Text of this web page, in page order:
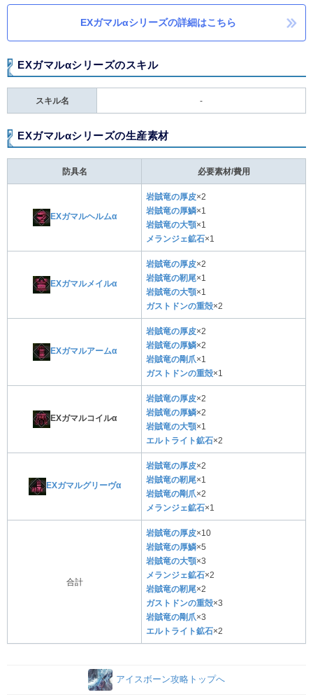
EXガマルαシリーズの詳細はこちら
EXガマルαシリーズのスキル
スキル名 -
EXガマルαシリーズの生産素材
防具名 必要素材/費用
EXガマルヘルムα
岩賊竜の厚皮×2
岩賊竜の厚鱗×1
岩賊竜の大顎×1
メランジェ鉱石×1
EXガマルメイルα
岩賊竜の厚皮×2
岩賊竜の靭尾×1
岩賊竜の大顎×1
ガストドンの重殻×2
EXガマルアームα
岩賊竜の厚皮×2
岩賊竜の厚鱗×2
岩賊竜の剛爪×1
ガストドンの重殻×1
EXガマルコイルα
岩賊竜の厚皮×2
岩賊竜の厚鱗×2
岩賊竜の大顎×1
エルトライト鉱石×2
EXガマルグリーヴα
岩賊竜の厚皮×2
岩賊竜の靭尾×1
岩賊竜の剛爪×2
メランジェ鉱石×1
合計
岩賊竜の厚皮×10
岩賊竜の厚鱗×5
岩賊竜の大顎×3
メランジェ鉱石×2
岩賊竜の靭尾×2
ガストドンの重殻×3
岩賊竜の剛爪×3
エルトライト鉱石×2
アイスボーン攻略トップへ